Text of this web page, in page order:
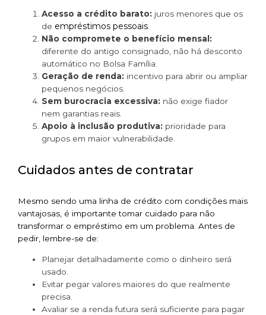
Acesso a crédito barato: juros menores que os
de empréstimos pessoais
Não compromete o benefício mensal:
diferente do antigo consignado, não há desconto
automático no Bolsa Família.
Geração de renda: incentivo para abrir ou ampliar
pequenos negócios.
Sem burocracia excessiva: não exige fiador
nem garantias reais.
Apoio à inclusão produtiva: prioridade para
grupos em maior vulnerabilidade.
Cuidados antes de contratar
Mesmo sendo uma linha de crédito com condições mais
vantajosas, é importante tomar cuidado para não
transformar o empréstimo em um problema. Antes de
pedir, lembre-se de:
Planejar detalhadamente como o dinheiro será
usado.
Evitar pegar valores maiores do que realmente
precisa.
Avaliar se a renda futura será suficiente para pagar